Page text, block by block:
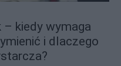
– kiedy wymaga
i dlaczego